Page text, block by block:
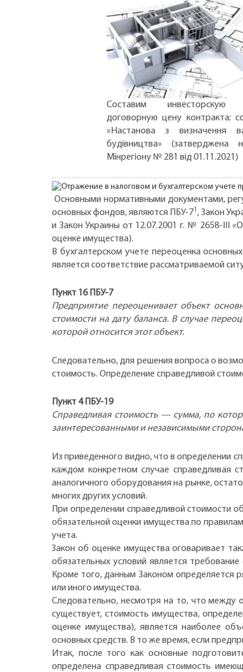
Составим инвесторскую
договорную цену контракта;
«Настанова з визначення
будівництва» (затверджена
Мінрегіону № 281 від 01.11.2021)
Основными нормативными документами,
основных фондов, являются ПБУ-71 , Закон
и Закон Украины от 12.07.2001 г. № 2658-III
оценке имущества).
В бухгалтерском учете переоценка
является соответствие рассматриваемой
Пункт 16 ПБУ-7
Предприятие переоценивает объект
стоимости на дату баланса. В случае
которой относится этот объект.
Следовательно, для решения вопроса о
стоимость. Определение справедливой
Пункт 4 ПБУ-19
Справедливая стоимость — сумма, по
заинтересованными и независимыми
Из приведенного видно, что в определении
каждом конкретном случае справедливая
аналогичного оборудования на рынке,
многих других условий.
При определении справедливой стоимости
обязательной оценки имущества по
учета.
Закон об оценке имущества оговаривает
обязательных условий является
Кроме того, данным Законом определяется
или иного имущества.
Следовательно, несмотря на то, что между
существует, стоимость имущества,
оценке имущества), является наиболее
основных средств. В то же время, если
Итак, после того как основные
определена справедливая стоимость